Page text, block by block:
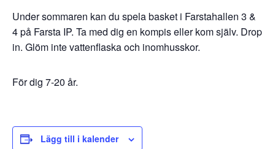
Under sommaren kan du spela basket i Farstahallen 3 &
4 på Farsta IP. Ta med dig en kompis eller kom själv. Drop
in. Glöm inte vattenflaska och inomhusskor.
För dig 7-20 år.
Lägg till i kalender